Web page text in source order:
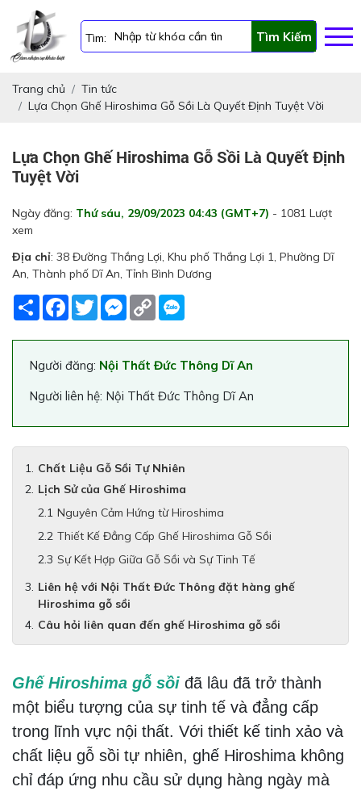
Tìm: Tìm Kiếm
Trang chủ
Tin tức
Lựa Chọn Ghế Hiroshima Gỗ Sồi Là Quyết Định Tuyệt Vời
Lựa Chọn Ghế Hiroshima Gỗ Sồi Là Quyết Định
Tuyệt Vời
Ngày đăng: Thứ sáu, 29/09/2023 04:43 (GMT+7) - 1081 Lượt
xem
Địa chỉ: 38 Đường Thắng Lợi, Khu phố Thắng Lợi 1, Phường Dĩ
An, Thành phố Dĩ An, Tỉnh Bình Dương
Share Facebook
TwitterMessenger
Copy
Link
Người đăng: Nội Thất Đức Thông Dĩ An
Người liên hệ: Nội Thất Đức Thông Dĩ An
Chất Liệu Gỗ Sồi Tự Nhiên
Lịch Sử của Ghế Hiroshima
Nguyên Cảm Hứng từ Hiroshima
Thiết Kế Đẳng Cấp Ghế Hiroshima Gỗ Sồi
Sự Kết Hợp Giữa Gỗ Sồi và Sự Tinh Tế
Liên hệ với Nội Thất Đức Thông đặt hàng ghế
Hiroshima gỗ sồi
Câu hỏi liên quan đến ghế Hiroshima gỗ sồi
Ghế Hiroshima gỗ sồi đã lâu đã trở thành
một biểu tượng của sự tinh tế và đẳng cấp
trong lĩnh vực nội thất. Với thiết kế tinh xảo và
chất liệu gỗ sồi tự nhiên, ghế Hiroshima không
chỉ đáp ứng nhu cầu sử dụng hàng ngày mà